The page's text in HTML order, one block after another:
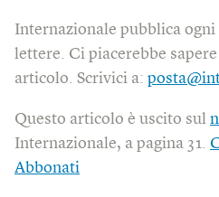
Internazionale pubblica
lettere. Ci piacerebbe
articolo. Scrivici a:
Questo articolo è uscito sul
Internazionale, a pagina 31.
Abbonati